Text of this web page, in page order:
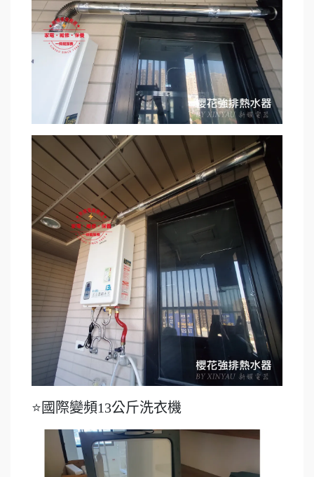
⭐國際變頻13公斤洗衣機